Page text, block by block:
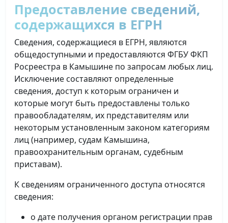
Предоставление сведений,
содержащихся в ЕГРН
Сведения, содержащиеся в ЕГРН, являются
общедоступными и предоставляются ФГБУ ФКП
Росреестра в Камышине по запросам любых лиц.
Исключение составляют определенные
сведения, доступ к которым ограничен и
которые могут быть предоставлены только
правообладателям, их представителям или
некоторым установленным законом категориям
лиц (например, судам Камышина,
правоохранительным органам, судебным
приставам).
К сведениям ограниченного доступа относятся
сведения:
о дате получения органом регистрации прав